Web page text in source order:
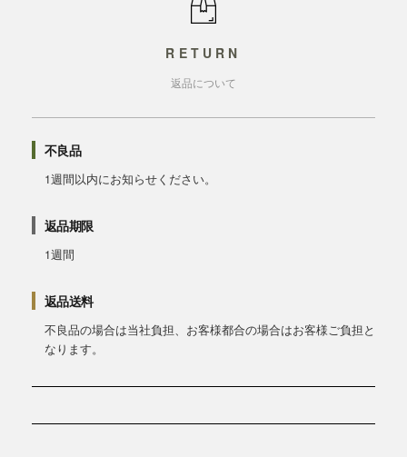
RETURN
返品について
不良品
1週間以内にお知らせください。
返品期限
1週間
返品送料
不良品の場合は当社負担、お客様都合の場合はお客様ご負担と
なります。